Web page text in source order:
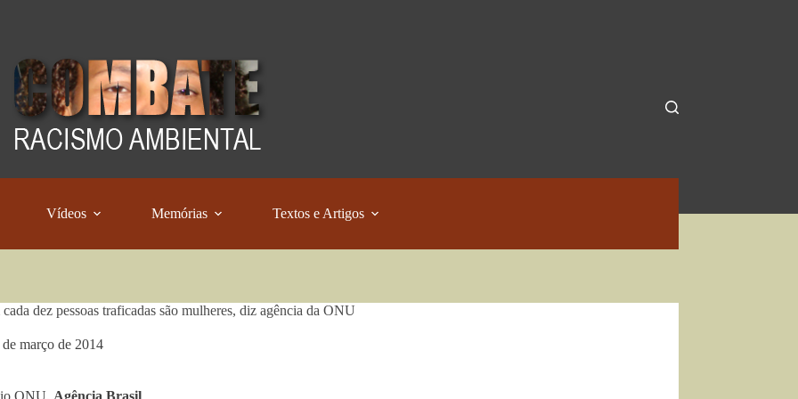
Vídeos Memórias Textos e Artigos
cada dez pessoas traficadas são mulheres, diz agência da ONU
de março de 2014
ONU, Agência Brasil